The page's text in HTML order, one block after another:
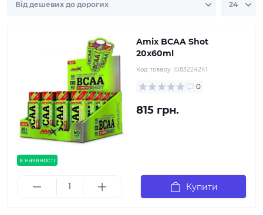
в наявності
Amix BCAA Shot
20x60ml
Код товару: 1583224241
0
815 грн.
Купити